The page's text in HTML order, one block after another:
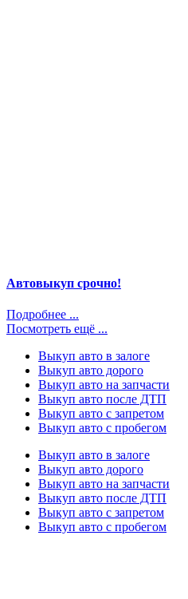
Автовыкуп срочно!
Подробнее ...
Посмотреть ещё ...
Выкуп авто в залоге
Выкуп авто дорого
Выкуп авто на запчасти
Выкуп авто после ДТП
Выкуп авто с запретом
Выкуп авто с пробегом
Выкуп авто в залоге
Выкуп авто дорого
Выкуп авто на запчасти
Выкуп авто после ДТП
Выкуп авто с запретом
Выкуп авто с пробегом